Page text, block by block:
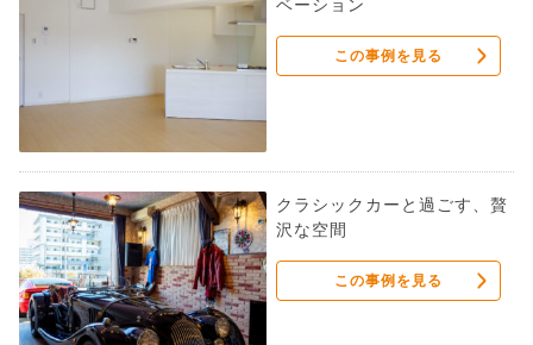
採用情報
ベーション
この事例を見る
クラシックカーと過ごす、贅
沢な空間
この事例を見る